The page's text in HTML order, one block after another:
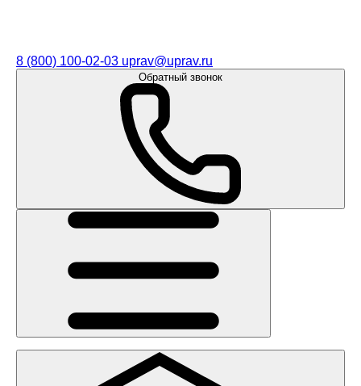
8 (800) 100-02-03 uprav@uprav.ru
Обратный звонок